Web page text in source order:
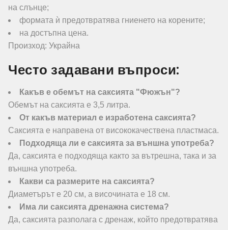
на слънце;
формата ѝ предотвратява гниенето на корените;
на достъпна цена.
Произход: Украйна
Често задавани въпроси:
Какъв е обемът на саксията "Фюжън"?
Обемът на саксията е 3,5 литра.
От какъв материал е изработена саксията?
Саксията е направена от висококачествена пластмаса.
Подходяща ли е саксията за външна употреба?
Да, саксията е подходяща както за вътрешна, така и за
външна употреба.
Какви са размерите на саксията?
Диаметърът е 20 см, а височината е 18 см.
Има ли саксията дренажна система?
Да, саксията разполага с дренаж, който предотвратява